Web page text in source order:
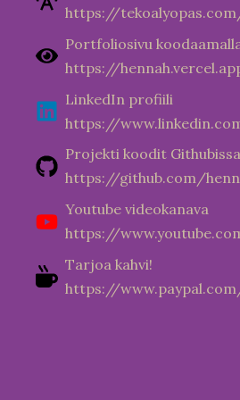
https://
Portfoliosivu
https://
LinkedIn profiili
https://
Projekti koodit Githubissa
https://github.com/
Youtube videokanava
https://
Tarjoa kahvi!
https://